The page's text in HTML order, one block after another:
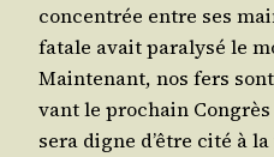
concen­trée entre ses
fatale avait para­ly­sé le
Main­te­nant, nos fers
vant le pro­chain
sera digne d’être cité à